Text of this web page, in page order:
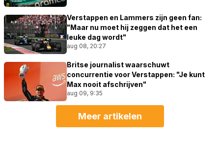
Verstappen en Lammers zijn geen fan:
"Maar nu moet hij zeggen dat het een
leuke dag wordt"
aug 08, 20:27
Britse journalist waarschuwt
concurrentie voor Verstappen: "Je kunt
Max nooit afschrijven"
aug 09, 9:35
Meer artikelen